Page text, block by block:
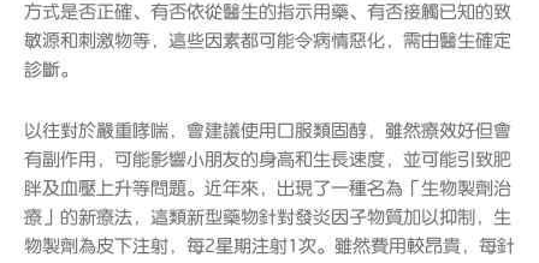
方式是否正確、有否依從醫生的指示用藥、有否接觸已知的致
敏源和刺激物等，這些因素都可能令病情惡化，需由醫生確定
診斷。
以往對於嚴重哮喘，會建議使用口服類固醇，雖然療效好但會
有副作用，可能影響小朋友的身高和生長速度，並可能引致肥
胖及血壓上升等問題。近年來，出現了一種名為「生物製劑治
療」的新療法，這類新型藥物針對發炎因子物質加以抑制，生
物製劑為皮下注射，每2星期注射1次。雖然費用較昂貴，每針